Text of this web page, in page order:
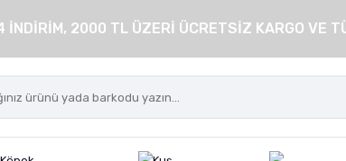
İNDİRİM, 2000 TL ÜZERİ ÜCRETSİZ KARGO VE